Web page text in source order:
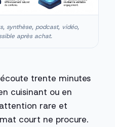
synthèse, podcast, vidéo,
après achat.
trente minutes
cuisinant ou en
rare et
court ne procure.